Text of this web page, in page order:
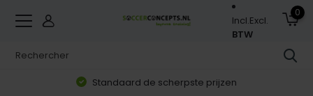
Incl.Excl.
BTW
0
Standaard de scherpste prijzen